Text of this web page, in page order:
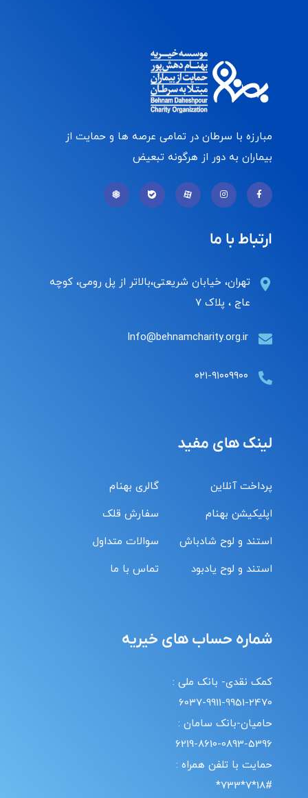
مبارزه با سرطان در تمامی عرصه ها و حمایت از
بیماران به دور از هرگونه تبعیض
ارتباط با ما
تهران، خیابان شریعتی،بالاتر از پل رومی، کوچه
عاج ، پلاک ۷
Info@behnamcharity.org.ir
۰۲۱-۹۱۰۰۹۹۰۰
لینک های مفید
پرداخت آنلاین
اپلیکیشن بهنام
استند و لوح شادباش
استند و لوح یادبود
گالری بهنام
سفارش قلک
سوالات متداول
تماس با ما
شماره حساب های خیریه
کمک نقدی- بانک ملی :
6037-9911-9951-2470
حامیان-بانک سامان :
6219-8610-0893-5396
حمایت با تلفن همراه :
18#*7*733*